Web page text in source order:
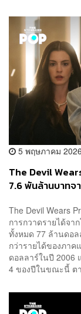
5 พฤษภาคม 2026
The Devil
7.6 พันล้านบาทจ
The Devil Wears
การกวาดรายได้จา
ทั้งหมด 77 ล้านดอ
กว่ารายได้ของภาค
ดอลลาร์ในปี 2006
4 ของปีในขณะนี้ ต